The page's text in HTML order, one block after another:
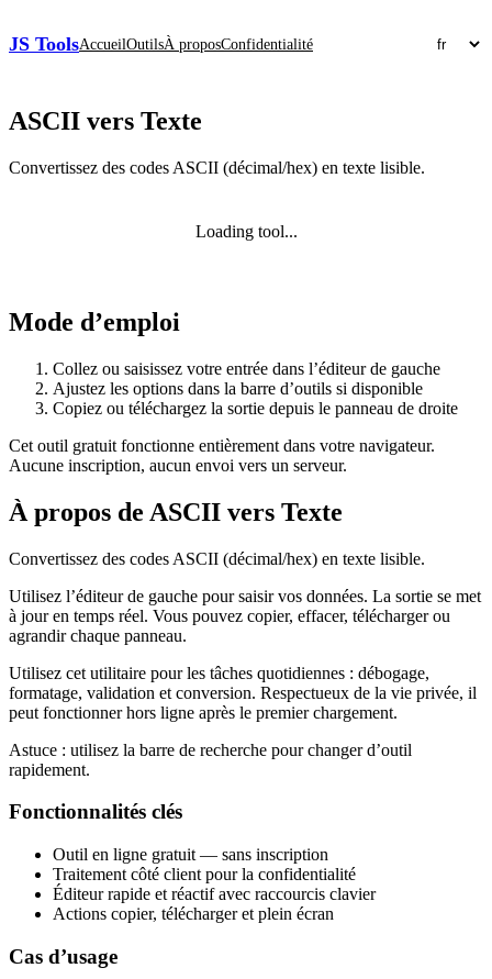
JS ToolsAccueilOutilsÀ proposConfidentialité
ASCII vers Texte
Convertissez des codes ASCII (décimal/hex) en texte lisible.
Loading tool...
Mode d’emploi
Collez ou saisissez votre entrée dans l’éditeur de gauche
Ajustez les options dans la barre d’outils si disponible
Copiez ou téléchargez la sortie depuis le panneau de droite
Cet outil gratuit fonctionne entièrement dans votre navigateur.
Aucune inscription, aucun envoi vers un serveur.
À propos de ASCII vers Texte
Convertissez des codes ASCII (décimal/hex) en texte lisible.
Utilisez l’éditeur de gauche pour saisir vos données. La sortie se met
à jour en temps réel. Vous pouvez copier, effacer, télécharger ou
agrandir chaque panneau.
Utilisez cet utilitaire pour les tâches quotidiennes : débogage,
formatage, validation et conversion. Respectueux de la vie privée, il
peut fonctionner hors ligne après le premier chargement.
Astuce : utilisez la barre de recherche pour changer d’outil
rapidement.
Fonctionnalités clés
Outil en ligne gratuit — sans inscription
Traitement côté client pour la confidentialité
Éditeur rapide et réactif avec raccourcis clavier
Actions copier, télécharger et plein écran
Cas d’usage